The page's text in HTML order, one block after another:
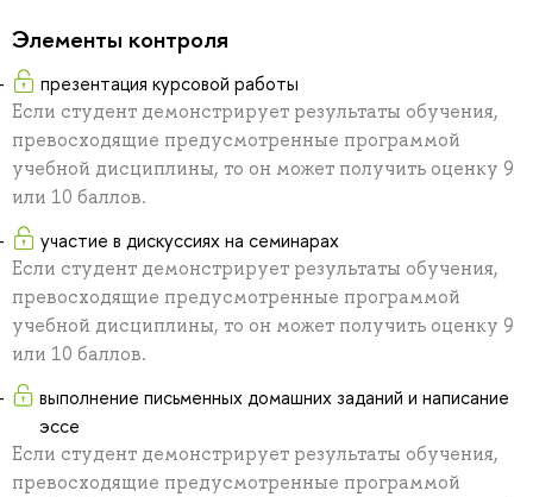
Элементы контроля
презентация курсовой работы
Если студент демонстрирует результаты обучения,
превосходящие предусмотренные программой
учебной дисциплины, то он может получить оценку 9
или 10 баллов.
участие в дискуссиях на семинарах
Если студент демонстрирует результаты обучения,
превосходящие предусмотренные программой
учебной дисциплины, то он может получить оценку 9
или 10 баллов.
выполнение письменных домашних заданий и написание
эссе
Если студент демонстрирует результаты обучения,
превосходящие предусмотренные программой